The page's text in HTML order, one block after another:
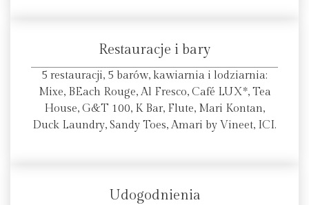
Restauracje i bary
5 restauracji, 5 barów, kawiarnia i lodziarnia:
Mixe, BEach Rouge, Al Fresco, Café LUX*, Tea
House, G&T 100, K Bar, Flute, Mari Kontan,
Duck Laundry, Sandy Toes, Amari by Vineet, ICI.
Udogodnienia